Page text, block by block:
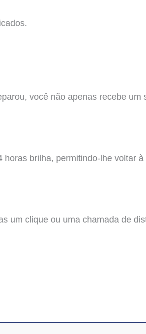
você não apenas recebe um
brilha, permitindo-lhe voltar
um clique ou uma chamada de